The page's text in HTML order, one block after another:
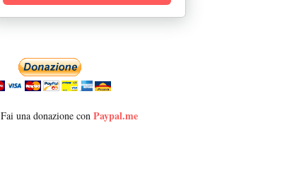
Fai una donazione con Paypal.me